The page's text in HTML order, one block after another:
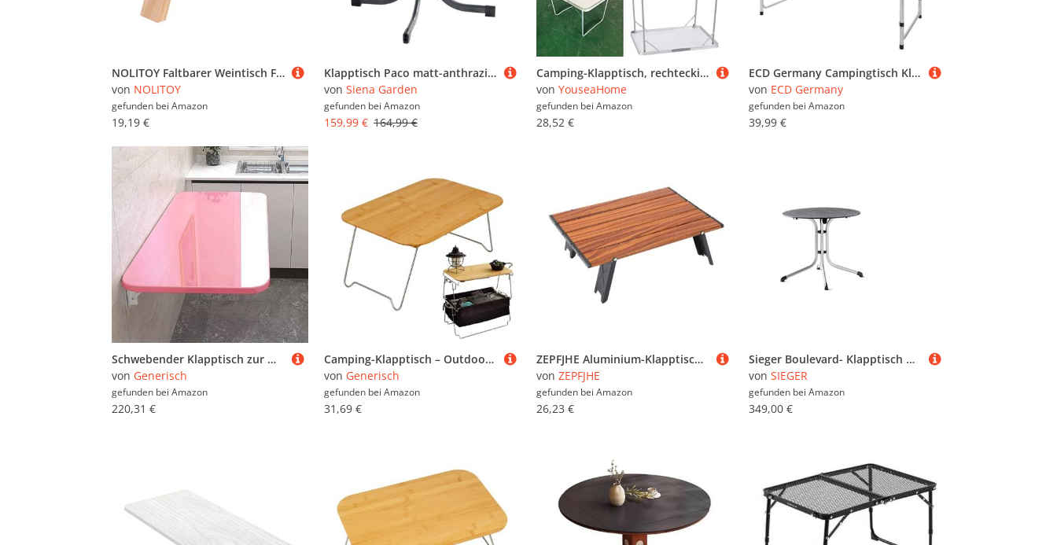
NOLITOY Faltbarer Weintisch Für Outdoor-veranstaltungen Tragbarer Als Party-snacktisch Kompakter Klapptisch Für Camping Und Picknick
von NOLITOY
gefunden bei Amazon
19,19 €
Klapptisch Paco matt-anthrazit Ø 100 cm
von Siena Garden
gefunden bei Amazon
159,99 € 164,99 €
Camping-Klapptisch, rechteckig, L80 x B60 x H69 m, tragbarer Aluminiumtisch, höhenverstellbar und Tragegriff für Aktivitäten im Innen- und Außenbereich, Garten, Party, Picknick
von YouseaHome
gefunden bei Amazon
28,52 €
ECD Germany Campingtisch Klapptisch mit Tragegriff 120x60x55/63/70 cm Weiß Creme aus Aluminium und MDF - höhenverstellbar, klappbar - Falttisch Gartentisch Balkontisch Reisetisch Arbeitstisch Tisch
von ECD Germany
gefunden bei Amazon
39,99 €
Schwebender Klapptisch zur Wandmontage, platzsparende Lösung für Zuhause, Büro, Küche, Esszimmer
von Generisch
gefunden bei Amazon
220,31 €
Camping-Klapptisch – Outdoor-Campingtisch | tragbarer Schreibtisch | kompaktes Reisezubehör für Autofahrten, Indoor-Garten, Terrasse, Balkon, Hof, Küche, Picknick und Laptop
von Generisch
gefunden bei Amazon
31,69 €
ZEPFJHE Aluminium-Klapptisch mit Finish für Garten, Kochen, Camping, Wandern, Picknicks, schnelle Einrichtungen in 10 Sekunden, reisefreundlicher Klapptisch
von ZEPFJHE
gefunden bei Amazon
26,23 €
Sieger Boulevard- Klapptisch mit Polytec®-Platte. Plattenmaß ca.85 cmØ, Graphit/Schiefer Anthrazit
von SIEGER
gefunden bei Amazon
349,00 €